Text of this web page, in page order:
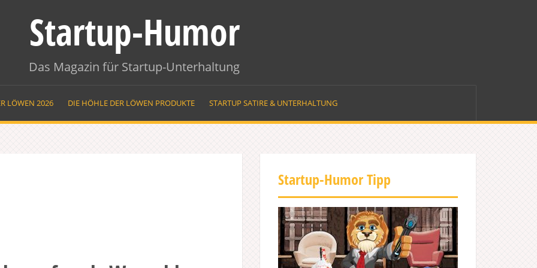
Startup-Humor
Das Magazin für Startup-Unterhaltung
LÖWEN 2026 DIE HÖHLE DER LÖWEN PRODUKTE STARTUP SATIRE & UNTERHALTUNG
Startup-Humor Tipp